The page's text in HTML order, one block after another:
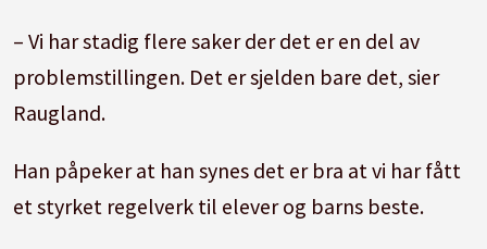
– Vi har stadig flere saker der det er en del av
problemstillingen. Det er sjelden bare det, sier
Raugland.
Han påpeker at han synes det er bra at vi har fått
et styrket regelverk til elever og barns beste.